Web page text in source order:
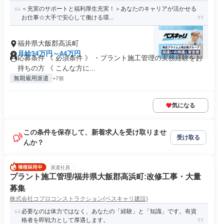
＜充実のサポートと福利厚生充実！＞あなたのキャリアが活かせる
お仕事☆大手で安心して働ける環...
福井県大飯郡高浜町
月給34万円～44万円
応募条件 《 必須条件 》 ・プラント施工管理の実務経験をお
持ちの方 《 こんな方に...
無期雇用派遣 +7個
気になる
この条件を保存して、新着求人を受け取りませ
んか？
受け取る
派遣社員
プラント施工管理/福井県大飯郡高浜町:改修工事・大量
募集
株式会社コプロコンストラクション(ベスキャリ建設)
必要なのは体力ではなく、あなたの「経験」と「知識」です。有資
格者を即戦力として厚遇します。